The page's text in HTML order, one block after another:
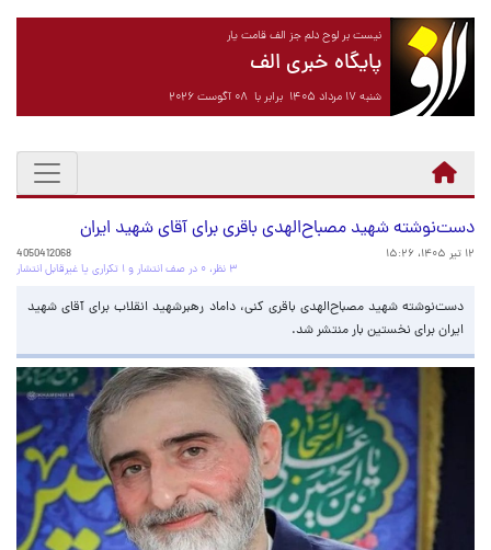
نیست بر لوح دلم جز الف قامت یار
پایگاه خبری الف
شنبه ۱۷ مرداد ۱۴۰۵ برابر با ۰۸ آگوست ۲۰۲۶
دست‌نوشته‌ شهید مصباح‌الهدی باقری برای آقای شهید ایران
۱۲ تیر ۱۴۰۵، ۱۵:۲۶
4050412068
۳ نظر، ۰ در صف انتشار و ۱ تکراری یا غیرقابل انتشار
دست‌نوشته‌ شهید مصباح‌الهدی باقری کنی، داماد رهبرشهید انقلاب برای آقای شهید
ایران برای نخستین بار منتشر شد.